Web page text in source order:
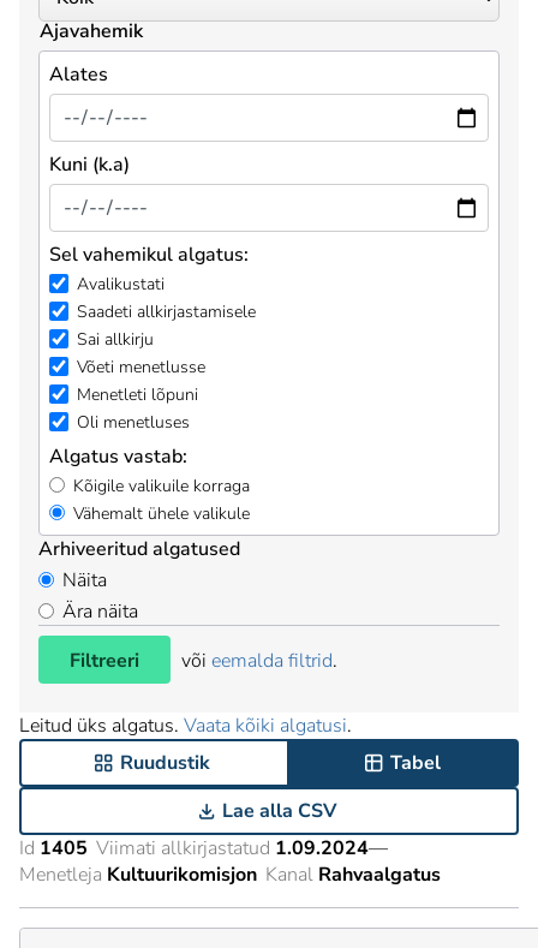
Ajavahemik
Alates
Kuni (k.a)
Sel vahemikul algatus:
Avalikustati
Saadeti allkirjastamisele
Sai allkirju
Võeti menetlusse
Menetleti lõpuni
Oli menetluses
Algatus vastab:
Kõigile valikuile korraga
Vähemalt ühele valikule
Arhiveeritud algatused
Näita
Ära näita
Filtreeri
või eemalda filtrid.
Leitud üks algatus. Vaata kõiki algatusi.
Ruudustik
Tabel
Lae alla CSV
Id 1405 Viimati allkirjastatud 1.09.2024—
Menetleja Kultuurikomisjon Kanal Rahvaalgatus